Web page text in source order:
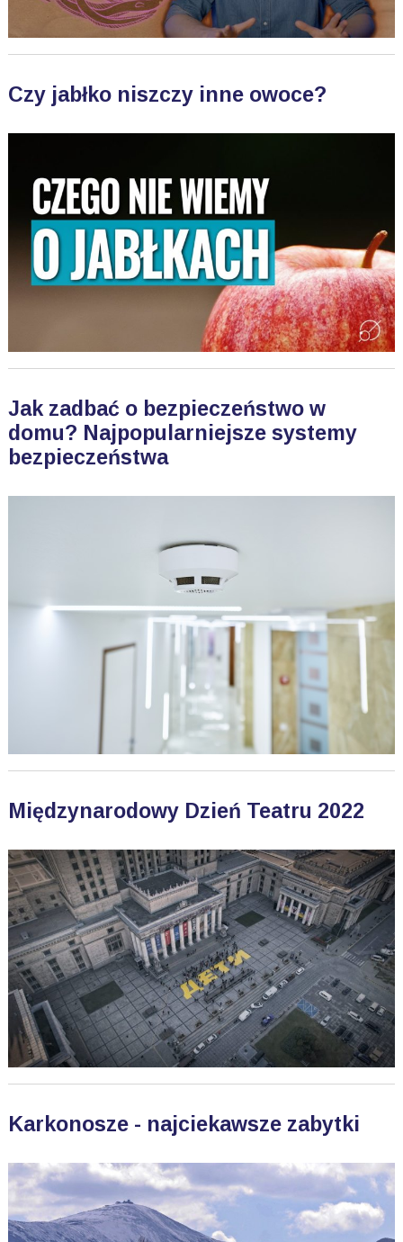
Czy jabłko niszczy inne owoce?
Jak zadbać o bezpieczeństwo w
domu? Najpopularniejsze systemy
bezpieczeństwa
Międzynarodowy Dzień Teatru 2022
Karkonosze - najciekawsze zabytki